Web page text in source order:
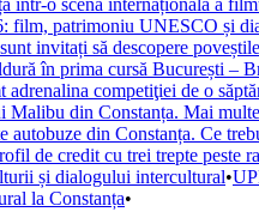
într-o scenă internațională a
film, patrimoniu UNESCO și
invitați să descopere
în prima cursă București –
competiţiei de o
din Constanța. Mai
autobuze din Constanța. Ce
de credit cu trei trepte
și dialogului intercultural•
la Constanța•